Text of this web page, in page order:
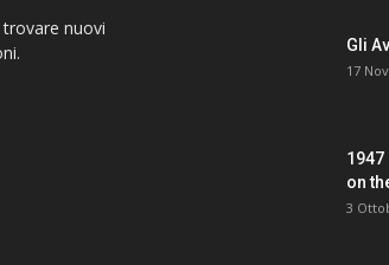
nuovi
Gli
17
on
3